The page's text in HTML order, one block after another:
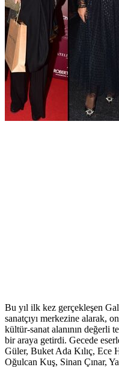
Bu yıl ilk kez gerçekleşen
sanatçıyı merkezine alarak,
kültür-sanat alanının değerli
bir araya getirdi. Gecede
Güler, Buket Ada Kılıç, Ece
Oğulcan Kuş, Sinan Çınar,